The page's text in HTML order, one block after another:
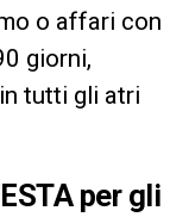
o affari con
giorni,
tutti gli atri
per gli